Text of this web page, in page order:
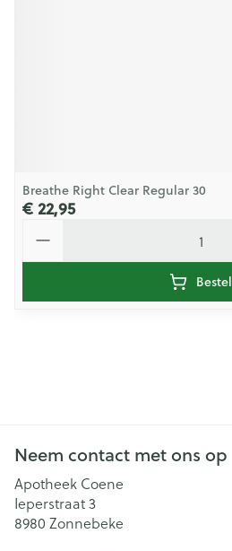
Breathe Right Clear Regular 30
€ 22,95
Bestel
Neem contact met ons op
Apotheek Coene
Ieperstraat 3
8980 Zonnebeke